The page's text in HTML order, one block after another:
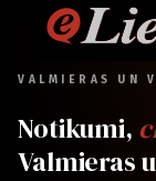
VALMIERAS UN
Notikumi,
Valmieras